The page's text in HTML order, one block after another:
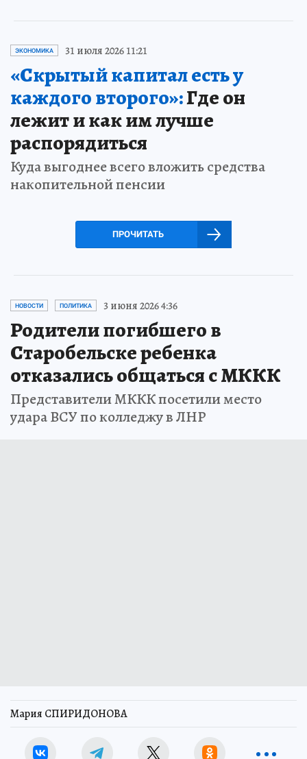
ЭКОНОМИКА 31 июля 2026 11:21
«Скрытый капитал есть у
каждого второго»:Где он
лежит и как им лучше
распорядиться
Куда выгоднее всего вложить средства
накопительной пенсии
ПРОЧИТАТЬ
НОВОСТИ ПОЛИТИКА 3 июня 2026 4:36
Родители погибшего в
Старобельске ребенка
отказались общаться с МККК
Представители МККК посетили место
удара ВСУ по колледжу в ЛНР
Мария СПИРИДОНОВА